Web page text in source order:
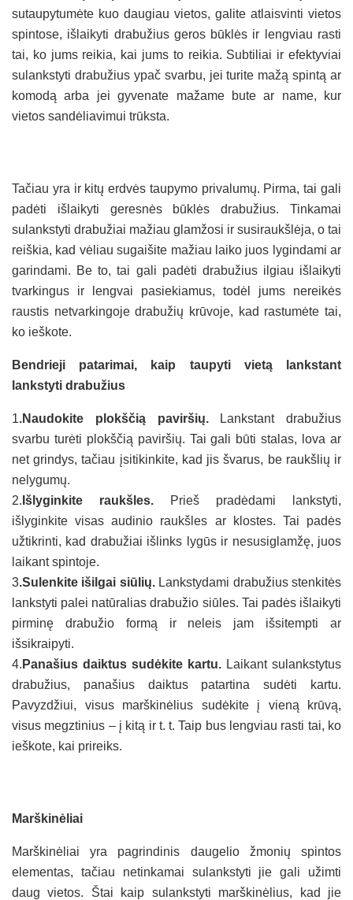
sutaupytumėte kuo daugiau vietos, galite atlaisvinti vietos
spintose, išlaikyti drabužius geros būklės ir lengviau rasti
tai, ko jums reikia, kai jums to reikia. Subtiliai ir efektyviai
sulankstyti drabužius ypač svarbu, jei turite mažą spintą ar
komodą arba jei gyvenate mažame bute ar name, kur
vietos sandėliavimui trūksta.
Tačiau yra ir kitų erdvės taupymo privalumų. Pirma, tai gali
padėti išlaikyti geresnės būklės drabužius. Tinkamai
sulankstyti drabužiai mažiau glamžosi ir susiraukšlėja, o tai
reiškia, kad vėliau sugaišite mažiau laiko juos lygindami ar
garindami. Be to, tai gali padėti drabužius ilgiau išlaikyti
tvarkingus ir lengvai pasiekiamus, todėl jums nereikės
raustis netvarkingoje drabužių krūvoje, kad rastumėte tai,
ko ieškote.
Bendrieji patarimai, kaip taupyti vietą lankstant
lankstyti drabužius
1.Naudokite plokščią paviršių.Lankstant drabužius
svarbu turėti plokščią paviršių. Tai gali būti stalas, lova ar
net grindys, tačiau įsitikinkite, kad jis švarus, be raukšlių ir
nelygumų.
2. Išlyginkite raukšles. Prieš pradėdami lankstyti,
išlyginkite visas audinio raukšles ar klostes. Tai padės
užtikrinti, kad drabužiai išlinks lygūs ir nesusiglamžę, juos
laikant spintoje.
3.Sulenkite išilgai siūlių. Lankstydami drabužius stenkitės
lankstyti palei natūralias drabužio siūles. Tai padės išlaikyti
pirminę drabužio formą ir neleis jam išsitempti ar
išsikraipyti.
4. Panašius daiktus sudėkite kartu. Laikant sulankstytus
drabužius, panašius daiktus patartina sudėti kartu.
Pavyzdžiui, visus marškinėlius sudėkite į vieną krūvą,
visus megztinius – į kitą ir t. t. Taip bus lengviau rasti tai, ko
ieškote, kai prireiks.
Marškinėliai
Marškinėliai yra pagrindinis daugelio žmonių spintos
elementas, tačiau netinkamai sulankstyti jie gali užimti
daug vietos. Štai kaip sulankstyti marškinėlius, kad jie